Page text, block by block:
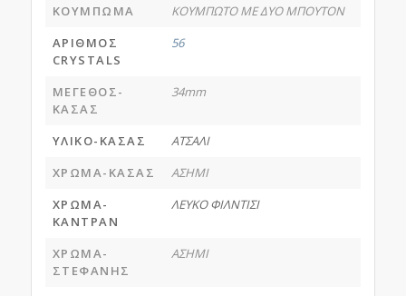
ΚΟΥΜΠΩΜΑ
ΚΟΥΜΠΩΤΟ ΜΕ ΔΥΟ ΜΠΟΥΤΟΝ
ΑΡΙΘΜΟΣ
CRYSTALS
56
ΜΕΓΕΘΟΣ-
ΚΑΣΑΣ
34mm
ΥΛΙΚΟ-ΚΑΣΑΣ
ΑΤΣΑΛΙ
ΧΡΩΜΑ-ΚΑΣΑΣ
ΑΣΗΜΙ
ΧΡΩΜΑ-
ΚΑΝΤΡΑΝ
ΛΕΥΚΟ ΦΙΛΝΤΙΣΙ
ΧΡΩΜΑ-
ΣΤΕΦΑΝΗΣ
ΑΣΗΜΙ